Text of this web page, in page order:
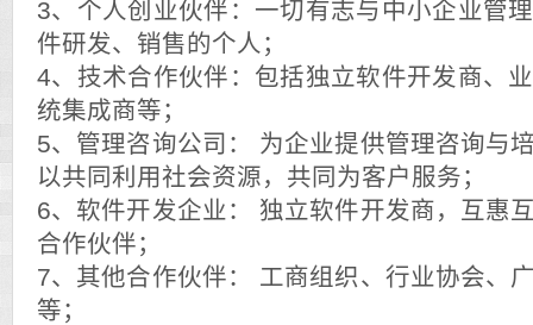
3、个人创业伙伴：一切有志与中小企业管
件研发、销售的个人；
4、技术合作伙伴：包括独立软件开发商、
统集成商等；
5、管理咨询公司： 为企业提供管理咨询与
以共同利用社会资源，共同为客户服务；
6、软件开发企业： 独立软件开发商，互惠
合作伙伴；
7、其他合作伙伴： 工商组织、行业协会、
等；